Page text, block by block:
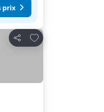
prix
Partager
Ajouter à mes favoris